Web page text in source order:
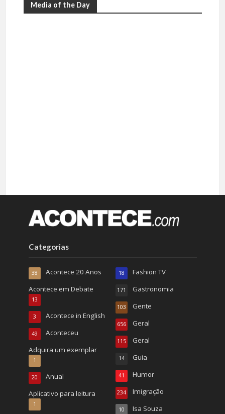
Media of the Day
Categorias
Acontece 20 Anos
38
Acontece em Debate
13
Acontece in English
3
Aconteceu
49
Adquira um exemplar
1
Anual
20
Aplicativo para leitura
1
Fashion TV
18
Gastronomia
171
Gente
103
Geral
656
Geral
115
Guia
14
Humor
41
Imigração
234
Isa Souza
10